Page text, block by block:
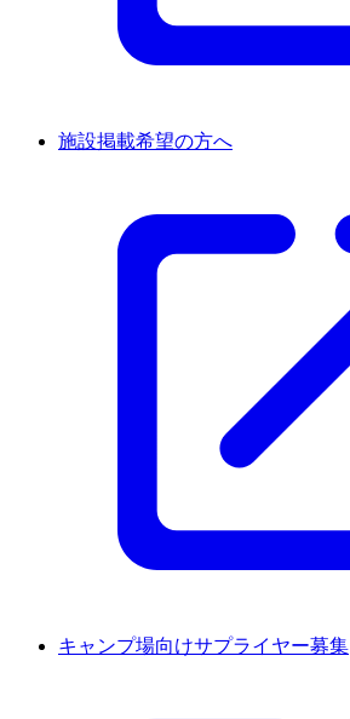
施設掲載希望の方へ
キャンプ場向けサプライヤー募集